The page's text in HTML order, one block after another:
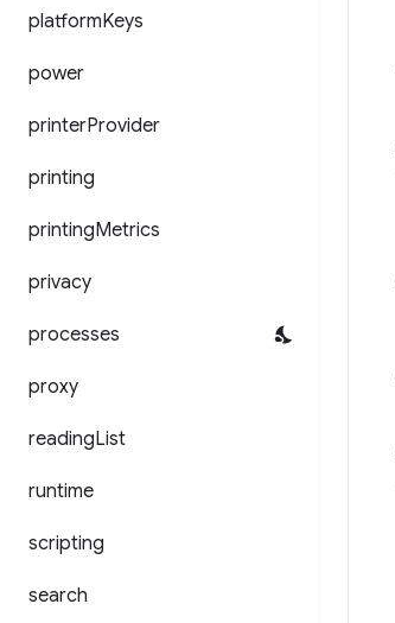
platformKeys
power
printerProvider
printing
printingMetrics
privacy
processes
proxy
readingList
runtime
scripting
search